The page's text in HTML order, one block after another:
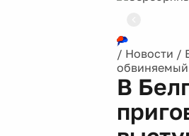
/ Новости /
В